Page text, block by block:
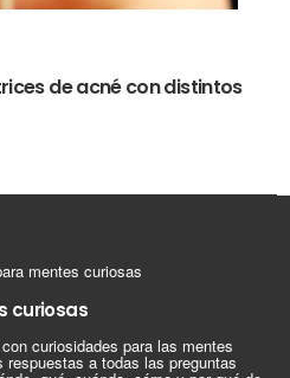
de acné con distintos
curiosas
curiosidades para las mentes
a todas las preguntas